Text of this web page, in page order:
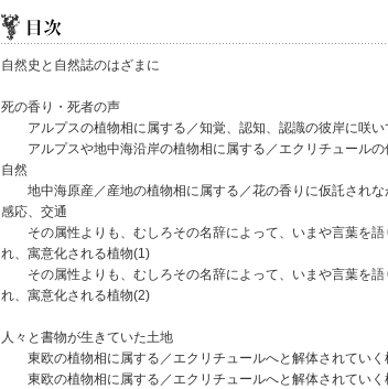
自然史と自然誌のはざまに
死の香り・死者の声
アルプスの植物相に属する／知覚、認知、認識の彼岸に咲い
アルプスや地中海沿岸の植物相に属する／エクリチュールの
自然
地中海原産／産地の植物相に属する／花の香りに仮託されな
感応、交通
その属性よりも、むしろその名辞によって、いまや言葉を語
れ、寓意化される植物(1)
その属性よりも、むしろその名辞によって、いまや言葉を語
れ、寓意化される植物(2)
人々と書物が生きていた土地
東欧の植物相に属する／エクリチュールへと解体されていく
東欧の植物相に属する／エクリチュールへと解体されていく